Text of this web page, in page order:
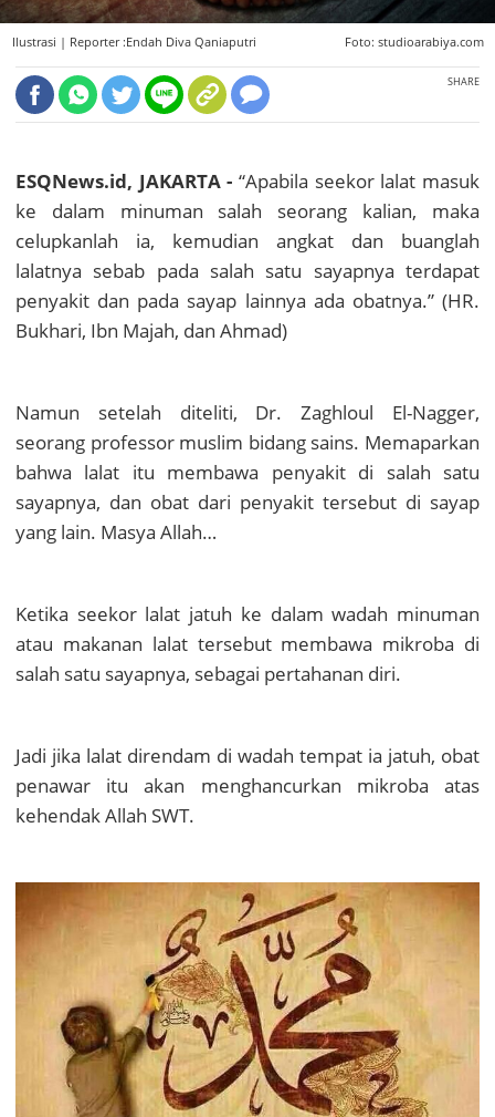
Ilustrasi | Reporter :Endah Diva Qaniaputri Foto: studioarabiya.com
SHARE
ESQNews.id, JAKARTA - “Apabila seekor lalat masuk
ke dalam minuman salah seorang kalian, maka
celupkanlah ia, kemudian angkat dan buanglah
lalatnya sebab pada salah satu sayapnya terdapat
penyakit dan pada sayap lainnya ada obatnya.” (HR.
Bukhari, Ibn Majah, dan Ahmad)
Namun setelah diteliti, Dr. Zaghloul El-Nagger,
seorang professor muslim bidang sains. Memaparkan
bahwa lalat itu membawa penyakit di salah satu
sayapnya, dan obat dari penyakit tersebut di sayap
yang lain. Masya Allah…
Ketika seekor lalat jatuh ke dalam wadah minuman
atau makanan lalat tersebut membawa mikroba di
salah satu sayapnya, sebagai pertahanan diri.
Jadi jika lalat direndam di wadah tempat ia jatuh, obat
penawar itu akan menghancurkan mikroba atas
kehendak Allah SWT.